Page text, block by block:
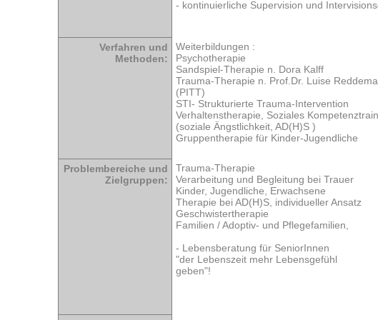
- kontinuierliche Supervision und
Verfahren und
Methoden:
Weiterbildungen :
Psychotherapie
Sandspiel-Therapie n. Dora Kalff
Trauma-Therapie n. Prof.Dr. Luise
(PITT)
STI- Strukturierte Trauma-Intervention
Verhaltenstherapie, Soziales
(soziale Ängstlichkeit, AD(H)S )
Gruppentherapie für Kinder-Jugendliche
Problembereiche und
Zielgruppen:
Trauma-Therapie
Verarbeitung und Begleitung bei Trauer
Kinder, Jugendliche, Erwachsene
Therapie bei AD(H)S, individueller Ansatz
Geschwistertherapie
Familien / Adoptiv- und Pflegefamilien,
- Lebensberatung für SeniorInnen
"der Lebenszeit mehr Lebensgefühl
geben"!